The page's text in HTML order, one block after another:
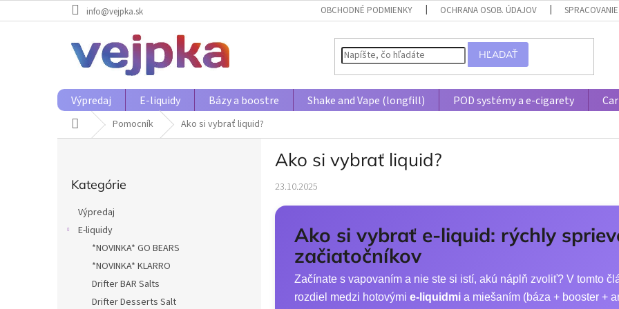
na
info@vejpka.sk OBCHODNÉ PODMIENKY OCHRANA OSOB. ÚDAJOV
HĽADAŤ
Výpredaj E-liquidy Bázy a boostre Shake and Vape (longfill) POD systémy a e-cigarety
DomovPomocník Ako si vybrať liquid?
kategórie
Kategórie
Výpredaj
E-liquidy
*NOVINKA* GO BEARS
*NOVINKA* KLARRO
Drifter BAR Salts
Drifter Desserts Salt
Ako si vybrať liquid?
23.10.2025
Ako si vybrať e-liquid: rýchly
začiatočníkov
Začínate s vapovaním a nie ste si istí, akú náplň zvoliť? V tomto
rozdiel medzi hotovými e-liquidmi a miešaním (báza + booster +